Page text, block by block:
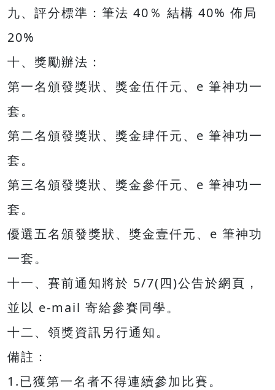
九、評分標準：筆法 40％ 結構 40% 佈局
20%
十、獎勵辦法：
第一名頒發獎狀、獎金伍仟元、e 筆神功一
套。
第二名頒發獎狀、獎金肆仟元、e 筆神功一
套。
第三名頒發獎狀、獎金參仟元、e 筆神功一
套。
優選五名頒發獎狀、獎金壹仟元、e 筆神功
一套。
十一、賽前通知將於 5/7(四)公告於網頁，
並以 e-mail 寄給參賽同學。
十二、領獎資訊另行通知。
備註：
1.已獲第一名者不得連續參加比賽。